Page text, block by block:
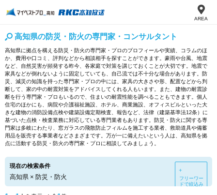
AREA
高知県の防災・防火の専門家・コンサルタント
高知県に拠点を構える防災・防火の専門家・プロのプロフィールや実績、コラムのほ
か、費用や口コミ、評判などから相談相手を探すことができます。豪雨や台風、地震
など、自然災害が頻発する昨今、各家庭で対策を講じておくことが大切です。地震で
家具などが倒れないように固定していても、自己流では不十分な場合があります。防
災、減災の知識を持った専門家・プロの中には、家具の大きさや形、配置などから判
断して、家の中の耐震対策をアドバイスしてくれる人もいます。また、建物の耐震診
断を行う専門家・プロもいるので、住まいの耐震性能を調べることもできます。個人
住宅のほかにも、病院や介護福祉施設、ホテル、商業施設、オフィスビルといった大
きな建物の消防設備点検や建築設備定期検査、報告など、法律（建築基準法12条）に
基づいた点検・検査業務に対応している専門業者もあります。防災・防火に関する専
門家は多岐にわたり、窓ガラスの飛散防止フィルムを施工する業者、救助道具や備蓄
用品を販売する事業者などさまざまです。万が一に備えたいという人は、高知県を拠
点に活動する防災・防火の専門家・プロに相談してみましょう。
現在の検索条件
高知県 × 防災・防火
＋
フリーワー
ドで絞込み